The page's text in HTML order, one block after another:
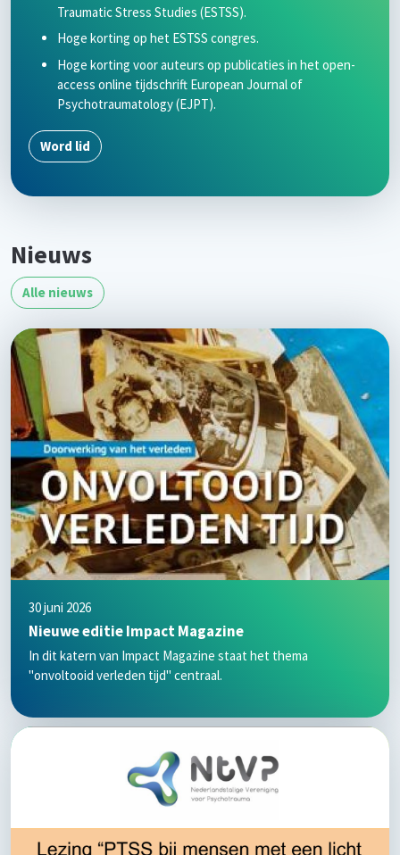
Traumatic Stress Studies (ESTSS).
Hoge korting op het ESTSS congres.
Hoge korting voor auteurs op publicaties in het open-
access online tijdschrift European Journal of
Psychotraumatology (EJPT).
Word lid
Nieuws
Alle nieuws
30 juni 2026
Nieuwe editie Impact Magazine
In dit katern van Impact Magazine staat het thema
"onvoltooid verleden tijd" centraal.